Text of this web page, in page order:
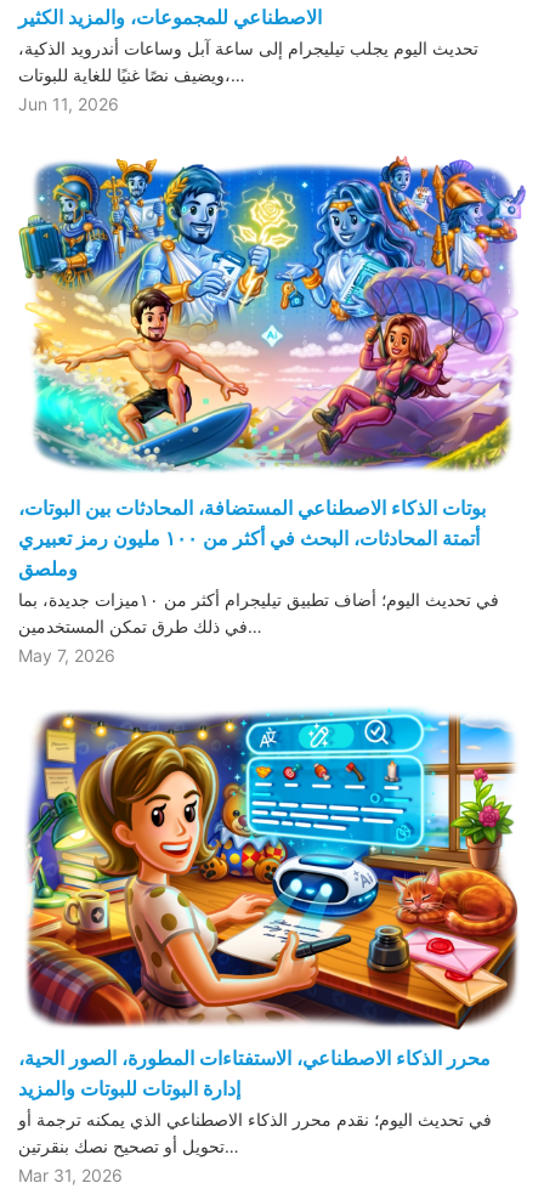
الاصطناعي للمجموعات، والمزيد الكثير
تحديث اليوم يجلب تيليجرام إلى ساعة آبل وساعات أندرويد الذكية،
ويضيف نصًا غنيًا للغاية للبوتات،…
Jun 11, 2026
بوتات الذكاء الاصطناعي المستضافة، المحادثات بين البوتات،
أتمتة المحادثات، البحث في أكثر من ١٠٠ مليون رمز تعبيري
وملصق
في تحديث اليوم؛ أضاف تطبيق تيليجرام أكثر من ١٠ميزات جديدة، بما
في ذلك طرق تمكن المستخدمين…
May 7, 2026
محرر الذكاء الاصطناعي، الاستفتاءات المطورة، الصور الحية،
إدارة البوتات للبوتات والمزيد
في تحديث اليوم؛ نقدم محرر الذكاء الاصطناعي الذي يمكنه ترجمة أو
تحويل أو تصحيح نصك بنقرتين…
Mar 31, 2026